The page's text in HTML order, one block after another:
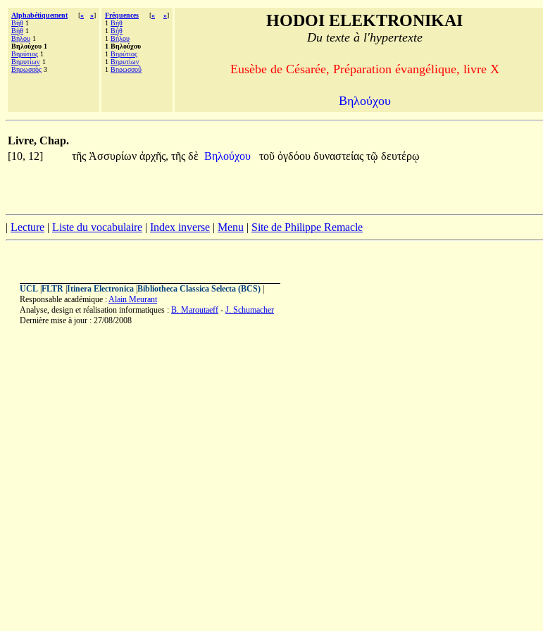
Alphabétiquement [« »]
Βὴθ 1
Βήθ 1
Βήλου 1
Βηλούχου 1
Βηρύτιος 1
Βηρυτίων 1
Βηρωσσὸς 3
Fréquences [« »]
1 Βήθ
1 Βὴθ
1 Βήλου
1 Βηλούχου
1 Βηρύτιος
1 Βηρυτίων
1 Βηρωσσοῦ
HODOI ELEKTRONIKAI
Du texte à l'hypertexte
Eusèbe de Césarée, Préparation évangélique, livre X
Βηλούχου
Livre, Chap.
[10, 12]
τῆς Ἀσσυρίων ἀρχῆς, τῆς δὲ Βηλούχου τοῦ ὀγδόου δυναστείας τῷ δευτέρῳ
| Lecture | Liste du vocabulaire | Index inverse | Menu | Site de Philippe Remacle
UCL FLTR Itinera Electronica Bibliotheca Classica Selecta (BCS)
Responsable académique :Alain Meurant
Analyse, design et réalisation informatiques : B. Maroutaeff - J. Schumacher
Dernière mise à jour : 27/08/2008